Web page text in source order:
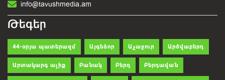
info@tavushmedia.am
Թեգեր
44-օրյա պատերազմ Այգեձոր Աչաջուր Արծվաբերդ
Արտակարգ ալիք Բանակ Բերդ Բերդավան